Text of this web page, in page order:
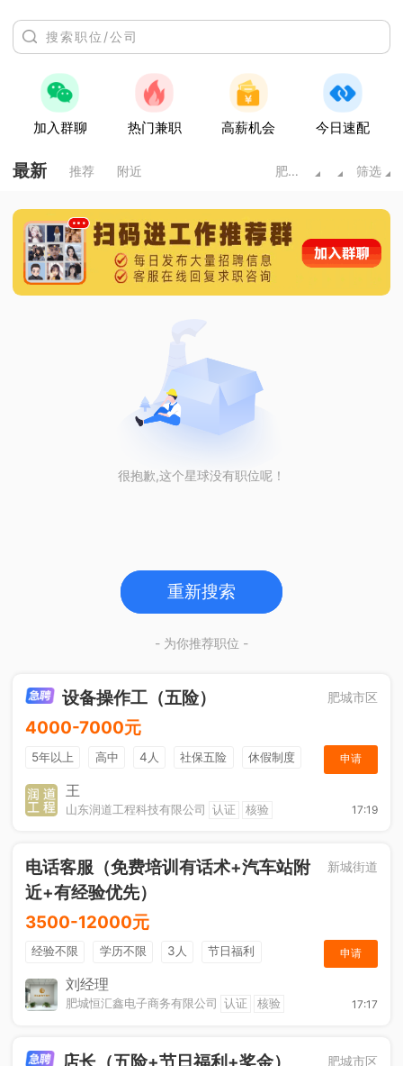
加入群聊 热门兼职 高薪机会 今日速配
最新 推荐 附近 肥城市 筛选
很抱歉,这个星球没有职位呢！
重新搜索
- 为你推荐职位 -
设备操作工（五险） 肥城市区
4000-7000元
5年以上 高中 4人 社保五险
休假制度
加班补助
申请
王
山东润道工程科技有限公司 认证 核验 17:19
电话客服（免费培训有话术+汽车站附
近+有经验优先）
新城街道
3500-12000元
经验不限 学历不限 3人
节日福利
休假制度
综合补贴
申请
刘经理
肥城恒汇鑫电子商务有限公司 认证 核验 17:17
店长（五险+节日福利+奖金） 肥城市区